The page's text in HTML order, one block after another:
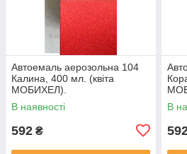
Автоемаль аерозольна 104
Калина, 400 мл. (квіта
МОБИХЕЛ).
В наявності
592 ₴
В